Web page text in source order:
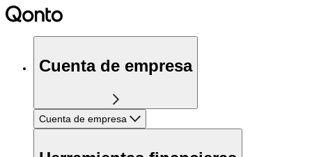
Cuenta de empresa
Cuenta de empresa